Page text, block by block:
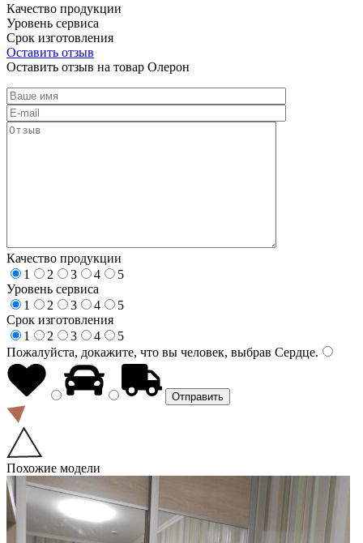
Качество продукции
Уровень сервиса
Срок изготовления
Оставить отзыв
Оставить отзыв на товар Олерон
Качество продукции
1
2 3 4
5
Уровень сервиса
1
2 3 4
5
Срок изготовления
1
2 3 4
5
Пожалуйста, докажите, что вы человек, выбрав Сердце.
Похожие модели